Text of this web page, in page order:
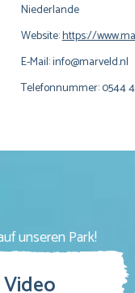
Niederlande
Website:https://
E-Mail:info@marveld.nl
Telefonnummer: 0544
unseren Park!